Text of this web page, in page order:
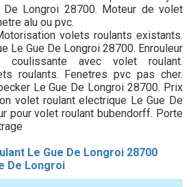
Longroi 28700. Moteur de volet
alu ou pvc.
volets roulants existants.
Le Gue De Longroi 28700. Enrouleur
coulissante avec volet roulant.
roulants. Fenetres pvc pas cher.
Le Gue De Longroi 28700. Prix
volet roulant electrique Le Gue De
pour volet roulant bubendorff. Porte
Le Gue De Longroi 28700
De Longroi